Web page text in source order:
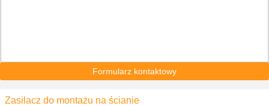
Formularz kontaktowy
Zasilacz do montażu na ścianie